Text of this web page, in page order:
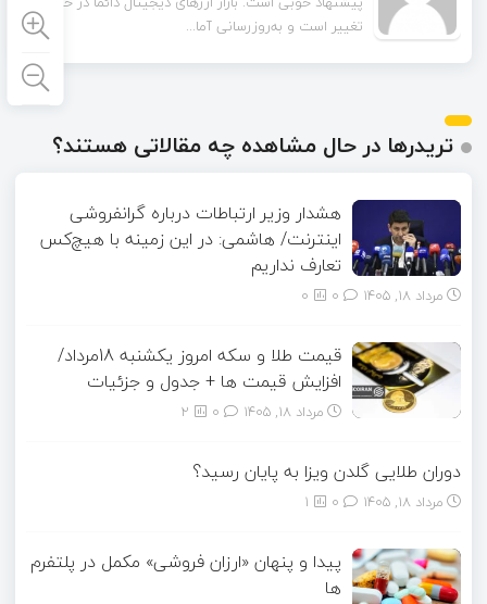
تغییر است و به‌روزرسانی آما...
آیا امکان دارد نسخه به‌روز...
تریدرها در حال مشاهده چه مقالاتی هستند؟
هشدار وزیر ارتباطات درباره گرانفروشی
اینترنت/ هاشمی: در این زمینه با هیچ‌کس
تعارف نداریم
مرداد ۱۸, ۱۴۰۵ 0
قیمت طلا و سکه امروز یکشنبه 18مرداد/
افزایش قیمت ها + جدول و جزئیات
مرداد ۱۸, ۱۴۰۵ 2
دوران طلایی گلدن ویزا به پایان رسید؟
مرداد ۱۸, ۱۴۰۵ 1
پیدا و پنهان «ارزان فروشی» مکمل در پلتفرم
ها